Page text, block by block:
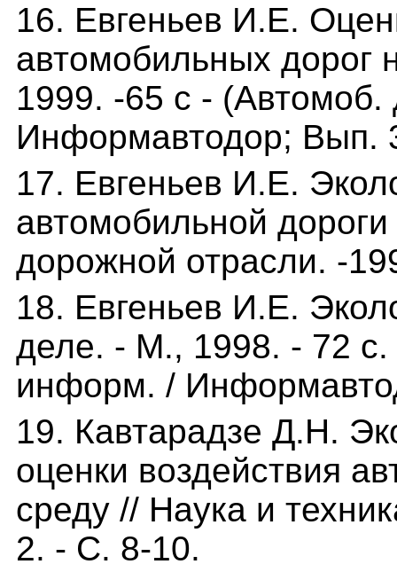
16. Евгеньев И.Е.
автомобильных
1999. -65 с -
Информавтодор; Вып.
17. Евгеньев И.Е.
автомобильной
дорожной отрасли. -
18. Евгеньев И.Е.
деле. - М., 1998. - 72
информ. /
19. Кавтарадзе Д.Н.
оценки воздействия
среду // Наука и
2. - С. 8-10.